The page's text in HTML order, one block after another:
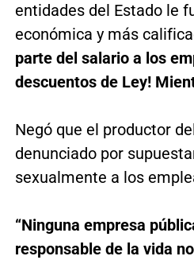
entidades del Estado le
económica y más
parte del salario a los
descuentos de Ley!
Negó que el productor
denunciado por
sexualmente a los
“Ninguna empresa
responsable de la vida